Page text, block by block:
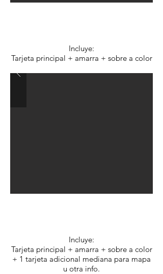
Incluye:
Tarjeta principal + amarra + sobre a color
Incluye:
Tarjeta principal + amarra + sobre a color
+ 1 tarjeta adicional mediana para mapa
u otra info.